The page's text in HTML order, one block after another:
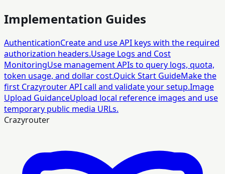
Implementation Guides
AuthenticationCreate and use API keys with the required
authorization headers.Usage Logs and Cost
MonitoringUse management APIs to query logs, quota,
token usage, and dollar cost.Quick Start GuideMake the
first Crazyrouter API call and validate your setup.Image
Upload GuidanceUpload local reference images and use
temporary public media URLs.
Crazyrouter